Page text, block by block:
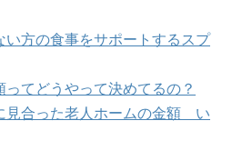
い方の食事をサポートするスプ
てどうやって決めてるの？
見合った老人ホームの金額 い